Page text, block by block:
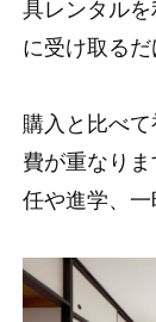
具レンタル
に受け取るだ
購入と比べ
費が重なり
任や進学、